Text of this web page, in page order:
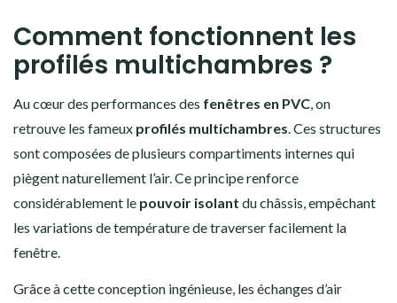
Comment fonctionnent les
profilés multichambres ?
Au cœur des performances des fenêtres en PVC, on
retrouve les fameux profilés multichambres. Ces structures
sont composées de plusieurs compartiments internes qui
piègent naturellement l’air. Ce principe renforce
considérablement le pouvoir isolant du châssis, empêchant
les variations de température de traverser facilement la
fenêtre.
Grâce à cette conception ingénieuse, les échanges d’air